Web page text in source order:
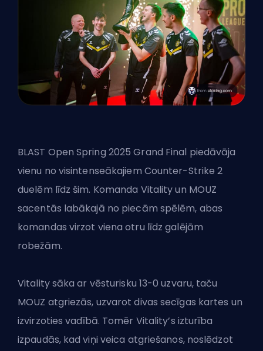
BLAST Open Spring 2025 Grand Final piedāvāja
vienu no visintenseākajiem Counter-Strike 2
duelēm līdz šim. Komanda Vitality un MOUZ
sacentās labākajā no piecām spēlēm, abas
komandas virzot viena otru līdz galējām
robežām.
Vitality sāka ar vēsturisku 13-0 uzvaru, taču
MOUZ atgriezās, uzvarot divas secīgas kartes un
izvirzoties vadībā. Tomēr Vitality’s izturība
izpaudās, kad viņi veica atgriešanos, noslēdzot